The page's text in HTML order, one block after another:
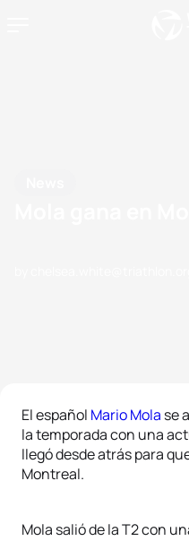
El español Mario Mola se
la temporada con una
llegó desde atrás para
Montreal.
Mola salió de la T2 con